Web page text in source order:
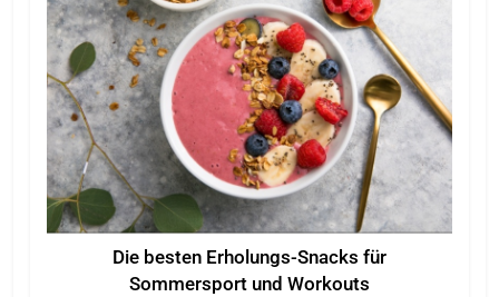
Die besten Erholungs-Snacks für
Sommersport und Workouts